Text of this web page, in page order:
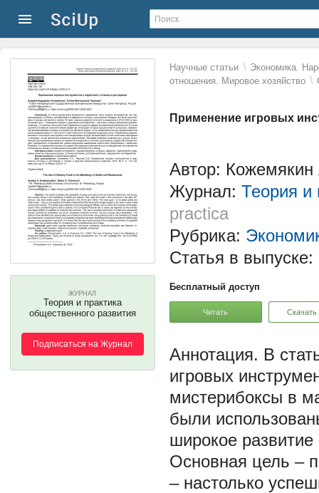
Научные статьи \ Экономика.
отношения. Мировое хозяйство \
Применение игровых
ЖУРНАЛ
Теория и практика
общественного развития
Подписаться на Журнал
Автор:
Журнал: Теория и
practica
Рубрика:
Статья в выпуске:
Бесплатный доступ
Читать Скачать
В
игровых
мистерибоксы в
были
широкое
Основная цель –
– настолько